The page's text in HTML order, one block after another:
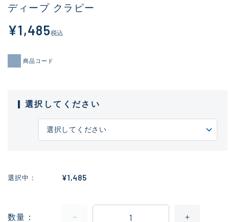
ディープ クラピー
¥1,485税込
商品コード
選択してください
選択中 ¥1,485
数量